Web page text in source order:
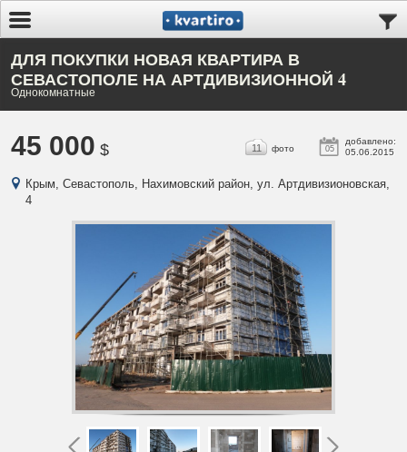
ДЛЯ ПОКУПКИ НОВАЯ КВАРТИРА В
СЕВАСТОПОЛЕ НА АРТДИВИЗИОННОЙ 4
Однокомнатные
45 000 $ 05
добавлено:
05.06.2015
11 фото
Крым, Севастополь, Нахимовский район, ул. Артдивизионовская,
4